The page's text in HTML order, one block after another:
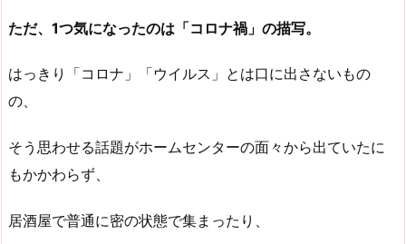
ただ、1つ気になったのは「コロナ禍」の描写。
はっきり「コロナ」「ウイルス」とは口に出さないもの
の、
そう思わせる話題がホームセンターの面々から出ていたに
もかかわらず、
居酒屋で普通に密の状態で集まったり、